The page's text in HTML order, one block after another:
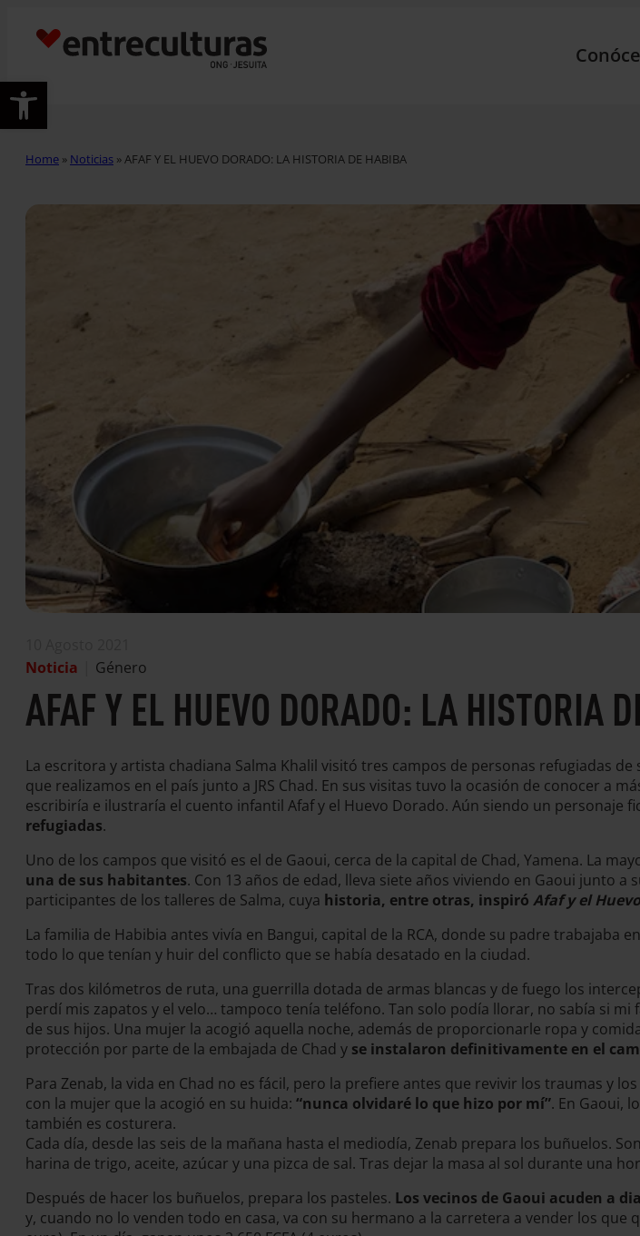
Abrir barra de herramientas
Home » Noticias »AFAF Y EL HUEVO DORADO: LA HISTORIA DE HABIBA
Noticia
Género
AFAF Y EL HUEVO DORADO: LA HISTORIA
La escritora y artista chadiana Salma Khalil visitó tres campos de personas refugiadas
que realizamos en el país junto a JRS Chad. En sus visitas tuvo la ocasión de conocer a
escribiría e ilustraría el cuento infantil Afaf y el Huevo Dorado. Aún siendo un personaje
refugiadas.
Uno de los campos que visitó es el de Gaoui, cerca de la capital de Chad, Yamena. La
una de sus habitantes. Con 13 años de edad, lleva siete años viviendo en Gaoui junto
participantes de los talleres de Salma, cuya historia, entre otras, inspiró Afaf y el
La familia de Habibia antes vivía en Bangui, capital de la RCA, donde su padre
todo lo que tenían y huir del conflicto que se había desatado en la ciudad.
Tras dos kilómetros de ruta, una guerrilla dotada de armas blancas y de fuego los
perdí mis zapatos y el velo… tampoco tenía teléfono. Tan solo podía llorar, no sabía si
de sus hijos. Una mujer la acogió aquella noche, además de proporcionarle ropa y
protección por parte de la embajada de Chad y se instalaron definitivamente en el
Para Zenab, la vida en Chad no es fácil, pero la prefiere antes que revivir los traumas y
con la mujer que la acogió en su huida: “nunca olvidaré lo que hizo por mí”. En Gaoui,
también es costurera.
Cada día, desde las seis de la mañana hasta el mediodía, Zenab prepara los buñuelos.
harina de trigo, aceite, azúcar y una pizca de sal. Tras dejar la masa al sol durante una
Después de hacer los buñuelos, prepara los pasteles. Los vecinos de Gaoui acuden a
y, cuando no lo venden todo en casa, va con su hermano a la carretera a vender los que